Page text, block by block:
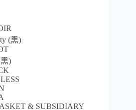
(黑)
)
& SUBSIDIARY